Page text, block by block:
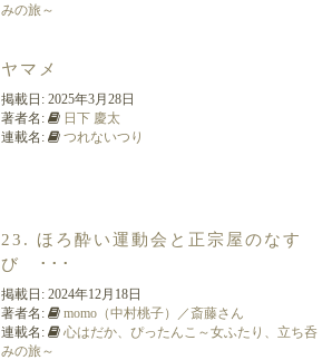
みの旅～
ヤマメ
掲載日: 2025年3月28日
著者名:
日下 慶太
連載名:
つれないつり
23. ほろ酔い運動会と正宗屋のなす
び ･･･
掲載日: 2024年12月18日
著者名:
momo（中村桃子）／斎藤さん
連載名:
心はだか、ぴったんこ～女ふたり、立ち呑
みの旅～